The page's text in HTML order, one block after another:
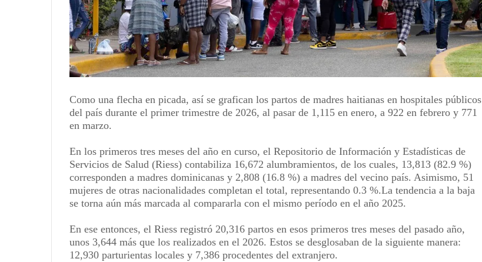
Como una flecha en picada, así se grafican los partos de madres haitianas en hospitales públicos
del país durante el primer trimestre de 2026, al pasar de 1,115 en enero, a 922 en febrero y 771
en marzo.
En los primeros tres meses del año en curso, el Repositorio de Información y Estadísticas de
Servicios de Salud (Riess) contabiliza 16,672 alumbramientos, de los cuales, 13,813 (82.9 %)
corresponden a madres dominicanas y 2,808 (16.8 %) a madres del vecino país. Asimismo, 51
mujeres de otras nacionalidades completan el total, representando 0.3 %.La tendencia a la baja
se torna aún más marcada al compararla con el mismo período en el año 2025.
En ese entonces, el Riess registró 20,316 partos en esos primeros tres meses del pasado año,
unos 3,644 más que los realizados en el 2026. Estos se desglosaban de la siguiente manera:
12,930 parturientas locales y 7,386 procedentes del extranjero.